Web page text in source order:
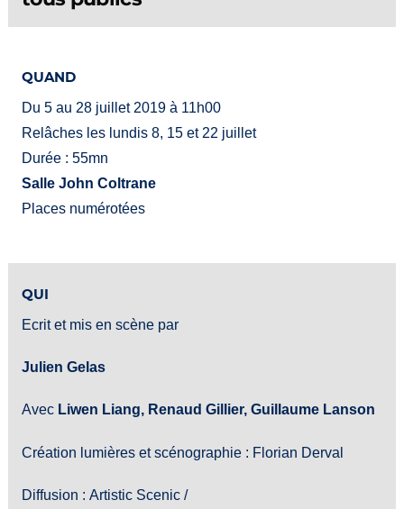
QUAND
Du 5 au 28 juillet 2019 à 11h00
Relâches les lundis 8, 15 et 22 juillet
Durée : 55mn
Salle John Coltrane
Places numérotées
QUI
Ecrit et mis en scène par
Julien Gelas
Avec Liwen Liang, Renaud Gillier, Guillaume Lanson
Création lumières et scénographie : Florian Derval
Diffusion : Artistic Scenic /